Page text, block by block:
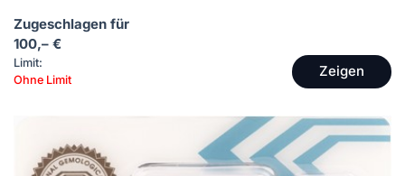
Zugeschlagen für
100,– €
Limit:
Ohne Limit
Zeigen